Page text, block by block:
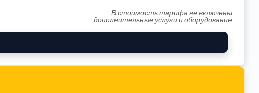
В стоимость тарифа не включены
дополнительные услуги и оборудование